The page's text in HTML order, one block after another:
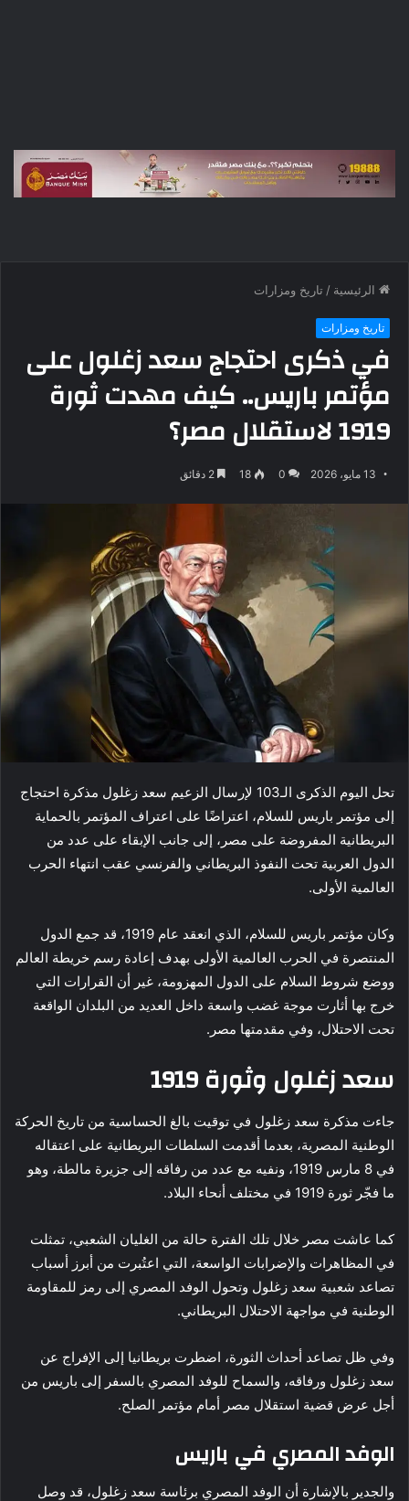
الرئيسية / تاريخ ومزارات
تاريخ ومزارات
في ذكرى احتجاج سعد زغلول على
مؤتمر باريس.. كيف مهدت ثورة
1919 لاستقلال مصر؟
13 مايو، 2026 0
18
تحل اليوم الذكرى الـ103 لإرسال الزعيم سعد زغلول مذكرة احتجاج
إلى مؤتمر باريس للسلام، اعتراضًا على اعتراف المؤتمر بالحماية
البريطانية المفروضة على مصر، إلى جانب الإبقاء على عدد من
الدول العربية تحت النفوذ البريطاني والفرنسي عقب انتهاء الحرب
العالمية الأولى.
وكان مؤتمر باريس للسلام، الذي انعقد عام 1919، قد جمع الدول
المنتصرة في الحرب العالمية الأولى بهدف إعادة رسم خريطة العالم
ووضع شروط السلام على الدول المهزومة، غير أن القرارات التي
خرج بها أثارت موجة غضب واسعة داخل العديد من البلدان الواقعة
تحت الاحتلال، وفي مقدمتها مصر.
سعد زغلول وثورة 1919
جاءت مذكرة سعد زغلول في توقيت بالغ الحساسية من تاريخ الحركة
الوطنية المصرية، بعدما أقدمت السلطات البريطانية على اعتقاله
في 8 مارس 1919، ونفيه مع عدد من رفاقه إلى جزيرة مالطة، وهو
ما فجّر ثورة 1919 في مختلف أنحاء البلاد.
كما عاشت مصر خلال تلك الفترة حالة من الغليان الشعبي، تمثلت
في المظاهرات والإضرابات الواسعة، التي اعتُبرت من أبرز أسباب
تصاعد شعبية سعد زغلول وتحول الوفد المصري إلى رمز للمقاومة
الوطنية في مواجهة الاحتلال البريطاني.
وفي ظل تصاعد أحداث الثورة، اضطرت بريطانيا إلى الإفراج عن
سعد زغلول ورفاقه، والسماح للوفد المصري بالسفر إلى باريس من
أجل عرض قضية استقلال مصر أمام مؤتمر الصلح.
الوفد المصري في باريس
والجدير بالإشارة أن الوفد المصري برئاسة سعد زغلول، قد وصل